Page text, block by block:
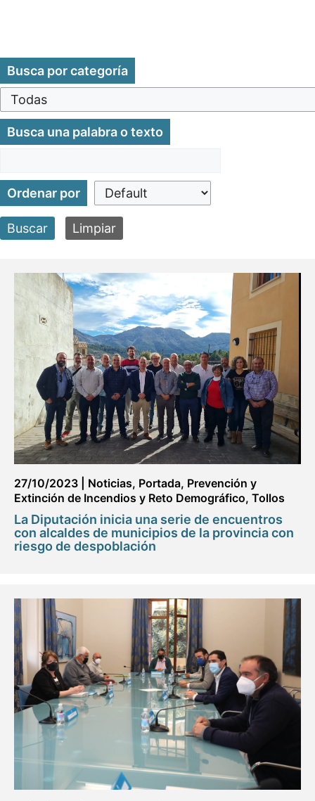
Busca por categoría
Busca una palabra o texto
Ordenar por
Buscar Limpiar
27/10/2023 Noticias, Portada, Prevención y
Extinción de Incendios y Reto Demográfico, Tollos
La Diputación inicia una serie de encuentros
con alcaldes de municipios de la provincia con
riesgo de despoblación